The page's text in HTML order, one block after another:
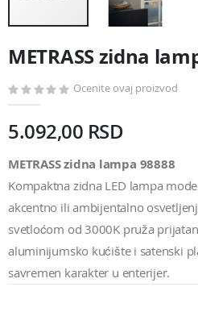
početak
galerije
METRASS zidna
Ocenite ovaj proizvod
5.092,00 RSD
METRASS zidna lampa 98888
Kompaktna zidna LED lampa
akcentno ili ambijentalno
svetloćom od 3000K pruža
aluminijumsko kućište i satenski
savremen karakter u enterijer.